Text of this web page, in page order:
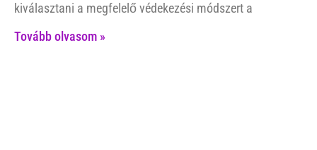
kiválasztani a megfelelő védekezési módszert a
Tovább olvasom »